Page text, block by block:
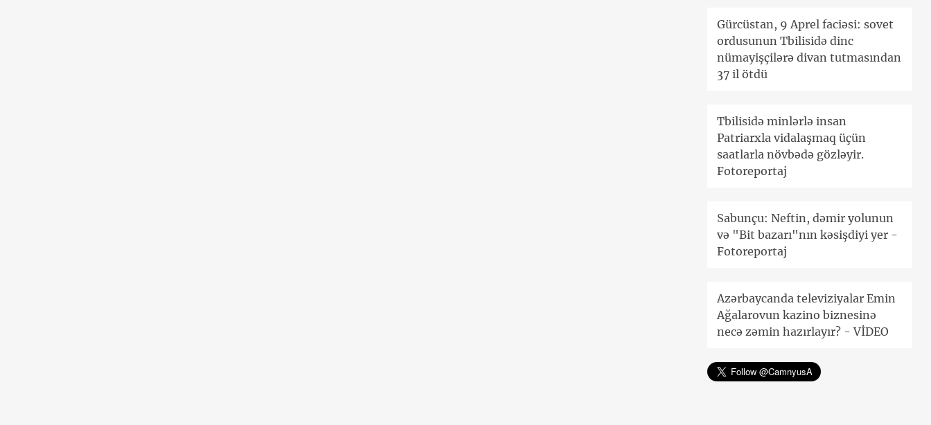
Gürcüstan, 9 Aprel faciəsi: sovet
ordusunun Tbilisidə dinc
nümayişçilərə divan tutmasından
37 il ötdü
Tbilisidə minlərlə insan
Patriarxla vidalaşmaq üçün
saatlarla növbədə gözləyir.
Fotoreportaj
Sabunçu: Neftin, dəmir yolunun
və "Bit bazarı"nın kəsişdiyi yer -
Fotoreportaj
Azərbaycanda televiziyalar Emin
Ağalarovun kazino biznesinə
necə zəmin hazırlayır? - VİDEO